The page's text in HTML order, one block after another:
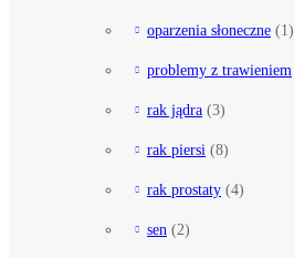
oparzenia słoneczne (1)
problemy z trawieniem
rak jądra (3)
rak piersi (8)
rak prostaty (4)
sen (2)